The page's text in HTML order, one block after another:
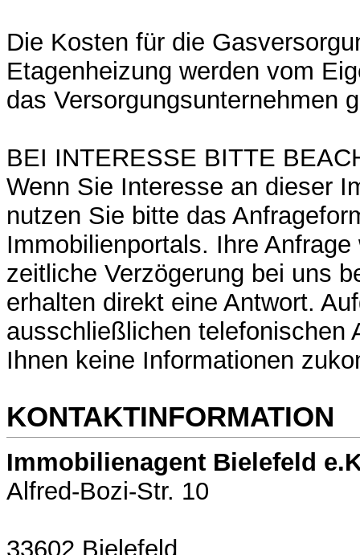
Die Kosten für die
Etagenheizung werden vom
das Versorgungsunternehmen
BEI INTERESSE BITTE
Wenn Sie Interesse an dieser
nutzen Sie bitte das
Immobilienportals. Ihre
zeitliche Verzögerung bei uns
erhalten direkt eine Antwort.
ausschließlichen telefonischen
Ihnen keine Informationen
KONTAKTINFORMATION
Immobilienagent Bielefeld
Alfred-Bozi-Str. 10
33602 Bielefeld